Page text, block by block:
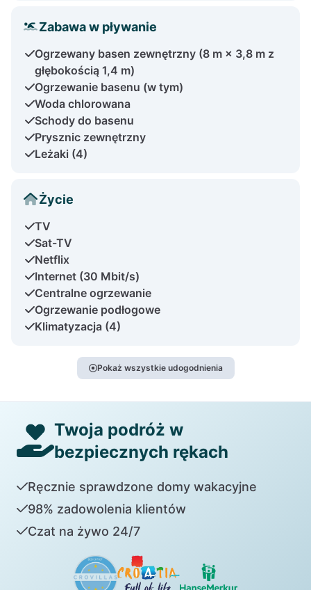
Zabawa w pływanie
Ogrzewany basen zewnętrzny (8 m × 3,8 m z
głębokością 1,4 m)
Ogrzewanie basenu (w tym)
Woda chlorowana
Schody do basenu
Prysznic zewnętrzny
Leżaki (4)
Życie
TV
Sat-TV
Netflix
Internet (30 Mbit/s)
Centralne ogrzewanie
Ogrzewanie podłogowe
Klimatyzacja (4)
Pokaż wszystkie udogodnienia
Twoja podróż w
bezpiecznych rękach
Ręcznie sprawdzone domy wakacyjne
98% zadowolenia klientów
Czat na żywo 24/7